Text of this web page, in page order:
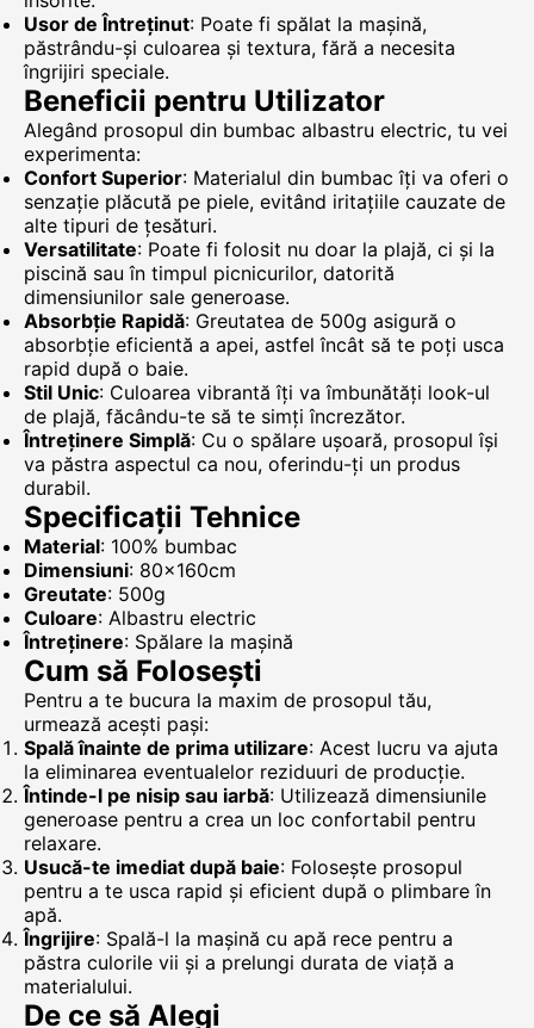
Usor de Întreținut: Poate fi spălat la mașină,
păstrându-și culoarea și textura, fără a necesita
îngrijiri speciale.
Beneficii pentru Utilizator
Alegând prosopul din bumbac albastru electric, tu vei
experimenta:
Confort Superior: Materialul din bumbac îți va oferi o
senzație plăcută pe piele, evitând iritațiile cauzate de
alte tipuri de țesături.
Versatilitate: Poate fi folosit nu doar la plajă, ci și la
piscină sau în timpul picnicurilor, datorită
dimensiunilor sale generoase.
Absorbție Rapidă: Greutatea de 500g asigură o
absorbție eficientă a apei, astfel încât să te poți usca
rapid după o baie.
Stil Unic: Culoarea vibrantă îți va îmbunătăți look-ul
de plajă, făcându-te să te simți încrezător.
Întreținere Simplă: Cu o spălare ușoară, prosopul își
va păstra aspectul ca nou, oferindu-ți un produs
durabil.
Specificații Tehnice
Material: 100% bumbac
Dimensiuni: 80x160cm
Greutate: 500g
Culoare: Albastru electric
Întreținere: Spălare la mașină
Cum să Folosești
Pentru a te bucura la maxim de prosopul tău,
urmează acești pași:
Spală înainte de prima utilizare: Acest lucru va ajuta
la eliminarea eventualelor reziduuri de producție.
Întinde-l pe nisip sau iarbă: Utilizează dimensiunile
generoase pentru a crea un loc confortabil pentru
relaxare.
Usucă-te imediat după baie: Folosește prosopul
pentru a te usca rapid și eficient după o plimbare în
apă.
Îngrijire: Spală-l la mașină cu apă rece pentru a
păstra culorile vii și a prelungi durata de viață a
materialului.
De ce să Alegi